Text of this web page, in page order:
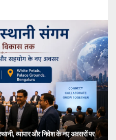
व्यापार और निवेश के नए अवसरों पर